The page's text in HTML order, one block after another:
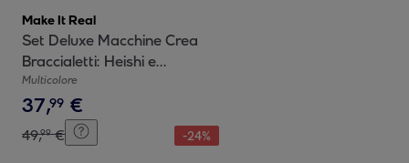
Make It Real
Set Deluxe Macchine Crea
Braccialetti: Heishi e
Intrecciati
Multicolore
37,99 €
49,99 € -24%